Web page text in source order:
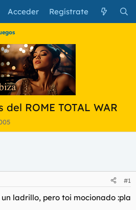
Acceder Regístrate
ROME TOTAL WAR
#1
ladrillo, pero toi mocionado :pla